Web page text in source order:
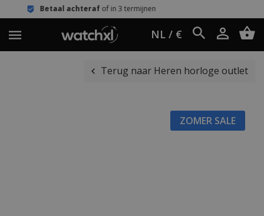
of in 3 termijnen
NL / €
Terug naar Heren horloge outlet
ZOMER SALE